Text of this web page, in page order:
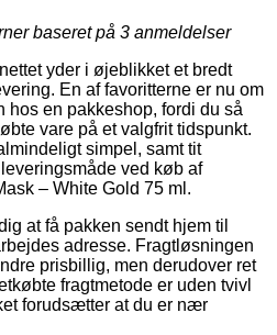
baseret på 3 anmeldelser
yder i øjeblikket et bredt
En af favoritterne er nu om
hos en pakkeshop, fordi du så
vare på et valgfrit tidspunkt.
simpel, samt tit
ved køb af
– White Gold 75 ml.
at få pakken sendt hjem til
adresse. Fragtløsningen
prisbillig, men derudover ret
fragtmetode er uden tvivl
forudsætter at du er nær